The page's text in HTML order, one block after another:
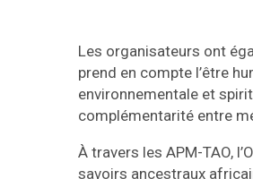
Les organisateurs ont
prend en compte l’être
environnementale et
complémentarité entre
À travers les APM-TAO,
savoirs ancestraux